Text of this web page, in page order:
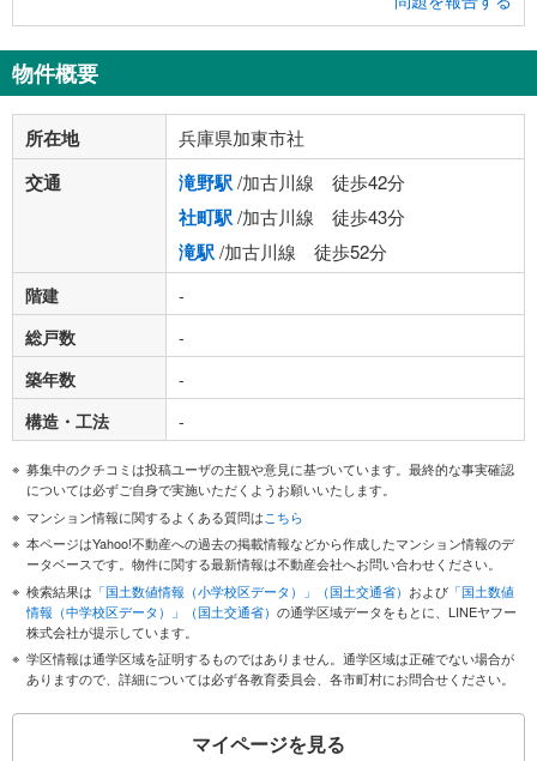
物件概要
所在地 兵庫県加東市社
交通 滝野駅/加古川線 徒歩42分
社町駅/加古川線 徒歩43分
滝駅/加古川線 徒歩52分
階建
-
総戸数
-
築年数
-
構造・工法
-
募集中のクチコミは投稿ユーザの主観や意見に基づいています。最終的な事実確認
については必ずご自身で実施いただくようお願いいたします。
マンション情報に関するよくある質問はこちら
本ページはYahoo!不動産への過去の掲載情報などから作成したマンション情報のデ
ータベースです。物件に関する最新情報は不動産会社へお問い合わせください。
検索結果は 「国土数値情報（小学校区データ）」（国土交通省） および 「国土数値
情報（中学校区データ）」（国土交通省） の通学区域データをもとに、LINEヤフー
株式会社が提示しています。
学区情報は通学区域を証明するものではありません。通学区域は正確でない場合が
ありますので、詳細については必ず各教育委員会、各市町村にお問合せください。
マイページを見る